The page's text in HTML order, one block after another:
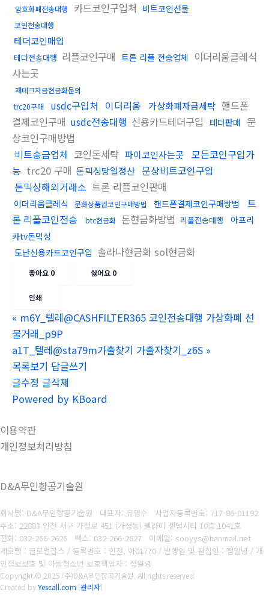
암호화폐전송대행 카드코인구입처 비트코인선물
코인전송대행
테더코인매입
테더전송대행 리플코인구매 트론 리플 전송업체 이더리움클레식
사는곳
재테크자금현금화문의
trc20구매
usdc구입처 이더리움 가상화폐자금세탁 핸드폰
결제코인구매 usdc전송대행 신용카드테더구입 테더판매 문
상코인구매방법
비트송금업체 코인돈세탁 파이코인사는곳
모든코인구입가
능 trc20 구매 돈믹싱당일정산 문상비트코인구입
돈믹싱해외거래소 트론 리플코인판매
이더리움클레식 문화상품권코인구매방법 핸드폰결제코인구매방법
트
론 리플코인전송
btc현금화 돈현금화방법 리플전송대행
아프리
카tv돈믹싱
도난신용카드코인구입 솔라나현금화 sol현금화
좋아요 0 싫어요 0
인쇄
« m6Y_텔레@CASHFILTER365 코인전송대행 가상화폐 선
물거래_p9P
a1T_텔레@sta79m가출찾기 가출자찾기_z6S »
목록보기 답글쓰기
글수정 글삭제
Powered by KBoard
이용약관
개인정보처리방침
D&A무인항공기술원
회사명: D&A무인항공기술원 대표자: 유영수 사업자등록번호: 717-86-01192
주소: 22883 인천 서구 가정로 451 (가정동) 벨라미 센텀시티 10층 1041호
전화: 032-266-2626
팩스: 032-266-2627
이메일: sooyys@hanmail.net
제호명 : 글로벌잡스 / 등록번호 : 인천, 아01770 / 발행인 및 편집인 : 정일녕 / 개
인정보보호 빛 아동청소년 보호책임자 : 정일녕
Copyright © 2025 (주)D&A무인항공기술원. All rights reserved.
Created byYescall.com [관리자]